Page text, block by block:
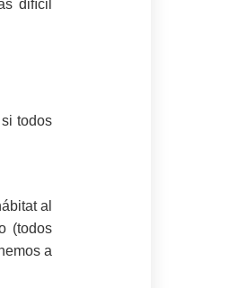
difícil
todos
al
(todos
a